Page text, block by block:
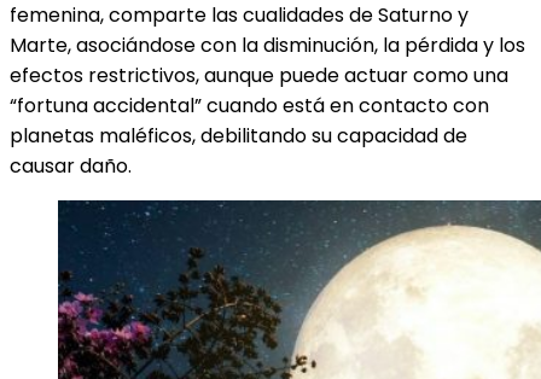
femenina, comparte las cualidades de Saturno y
Marte, asociándose con la disminución, la pérdida y los
efectos restrictivos, aunque puede actuar como una
“fortuna accidental” cuando está en contacto con
planetas maléficos, debilitando su capacidad de
causar daño.